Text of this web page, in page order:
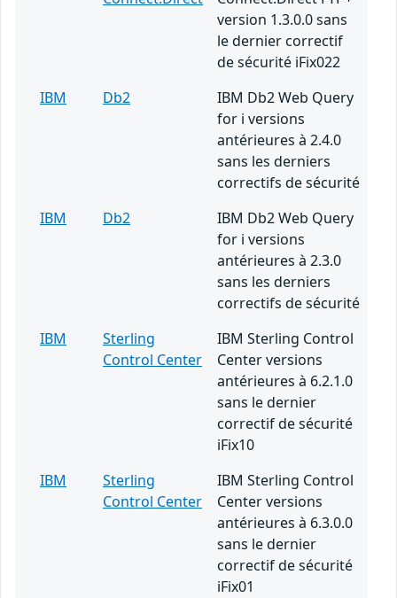
version 1.3.0.0 sans
le dernier correctif
de sécurité iFix022
IBM
Db2
IBM Db2 Web Query
for i versions
antérieures à 2.4.0
sans les derniers
correctifs de sécurité
IBM
Db2
IBM Db2 Web Query
for i versions
antérieures à 2.3.0
sans les derniers
correctifs de sécurité
IBM
Sterling
Control Center
IBM Sterling Control
Center versions
antérieures à 6.2.1.0
sans le dernier
correctif de sécurité
iFix10
IBM
Sterling
Control Center
IBM Sterling Control
Center versions
antérieures à 6.3.0.0
sans le dernier
correctif de sécurité
iFix01